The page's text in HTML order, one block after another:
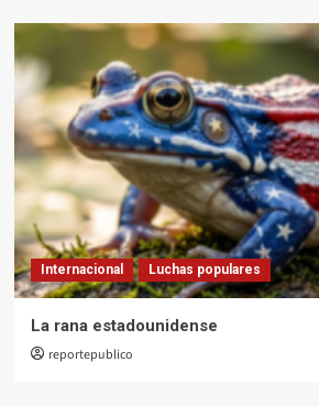
Internacional Luchas populares
La rana estadounidense
reportepublico